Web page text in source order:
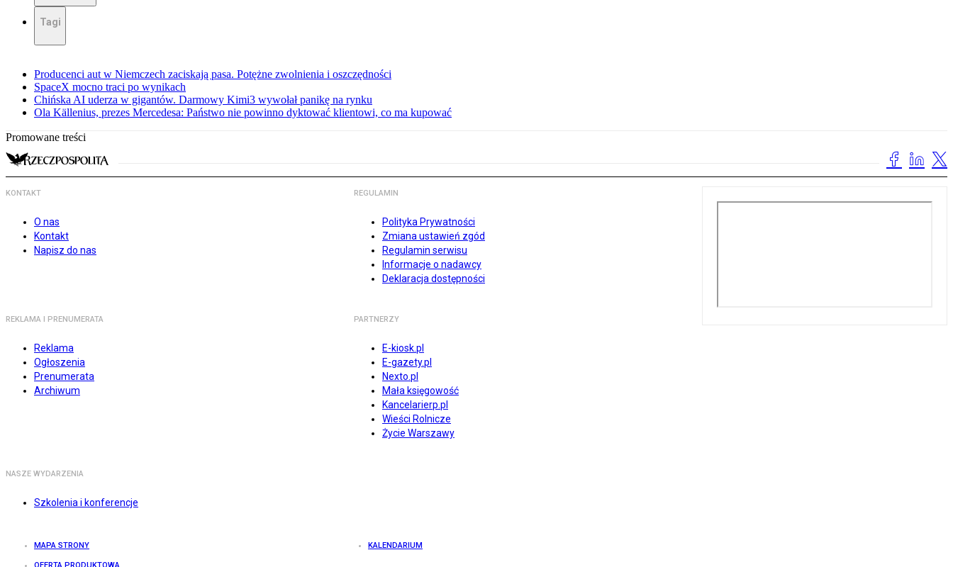
Tagi
Producenci aut w Niemczech zaciskają pasa. Potężne zwolnienia i oszczędności
SpaceX mocno traci po wynikach
Chińska AI uderza w gigantów. Darmowy Kimi3 wywołał panikę na rynku
Ola Källenius, prezes Mercedesa: Państwo nie powinno dyktować klientowi, co ma kupować
Promowane treści
KONTAKT
O nas
Kontakt
Napisz do nas
REGULAMIN
Polityka Prywatności
Zmiana ustawień zgód
Regulamin serwisu
Informacje o nadawcy
Deklaracja dostępności
REKLAMA I PRENUMERATA
Reklama
Ogłoszenia
Prenumerata
Archiwum
PARTNERZY
E-kiosk.pl
E-gazety.pl
Nexto.pl
Mała księgowość
Kancelarierp.pl
Wieści Rolnicze
Życie Warszawy
NASZE WYDARZENIA
Szkolenia i konferencje
MAPA STRONY KALENDARIUM